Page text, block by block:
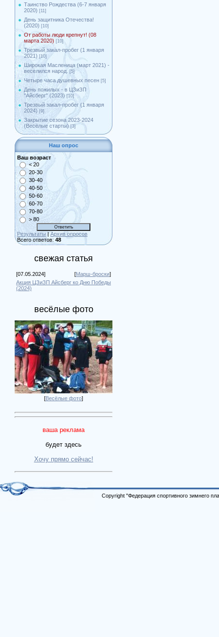
Таинство Рождества (6-7 января
2020) [11]
День защитника Отечества!
(2020) [10]
От работы люди крепнут! (08
марта 2020) [10]
Трезвый закал-пробег (1 января
2021) [10]
Широкая Масленица (март 2021) -
веселился народ.
[5]
Четыре часа душевных песен [5]
День пожилых - в ЦЗиЗП
"Айсберг" (2023) [10]
Трезвый закал-пробег (1 января
2024) [9]
Закрытие сезона 2023-2024
(Весёлые старты) [3]
Наш опрос
Ваш возраст
< 20
20-30
30-40
40-50
50-60
60-70
70-80
> 80
Результаты | Архив опросов
Всего ответов: 48
свежая статья
[07.05.2024] [Марш-броски]
Акция ЦЗиЗП Айсберг ко Дню Победы
(2024)
весёлые фото
[Весёлые фото]
ваша реклама
будет здесь
Хочу прямо сейчас!
Copyright "Федерация спортивного зимнего